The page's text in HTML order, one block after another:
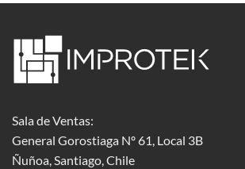
Sala de Ventas:
General Gorostiaga Nº 61, Local 3B
Ñuñoa, Santiago, Chile